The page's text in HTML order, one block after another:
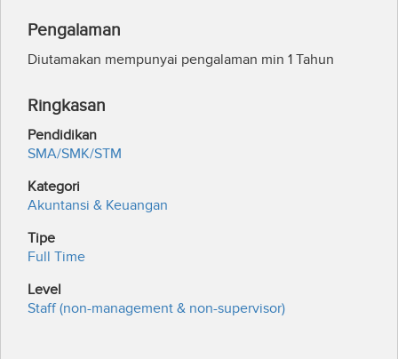
Pengalaman
Diutamakan mempunyai pengalaman min 1 Tahun
Ringkasan
Pendidikan
SMA/SMK/STM
Kategori
Akuntansi & Keuangan
Tipe
Full Time
Level
Staff (non-management & non-supervisor)